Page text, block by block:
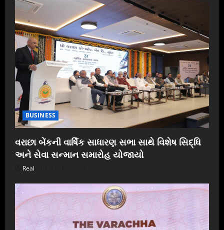
BUSINESS
વરાછા બેંકની વાર્ષિક સાધારણ સભા સાથે વિશેષ સિદ્ધિ
અને સેવા સન્માન સમારોહ યોજાયો
Real